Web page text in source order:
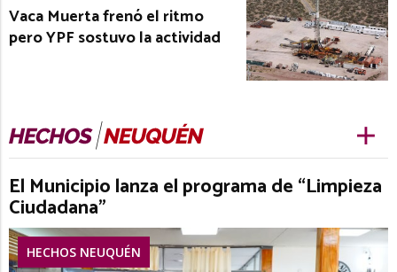
Vaca Muerta frenó el ritmo
pero YPF sostuvo la actividad
El Municipio lanza el programa de “Limpieza
Ciudadana”
HECHOS NEUQUÉN